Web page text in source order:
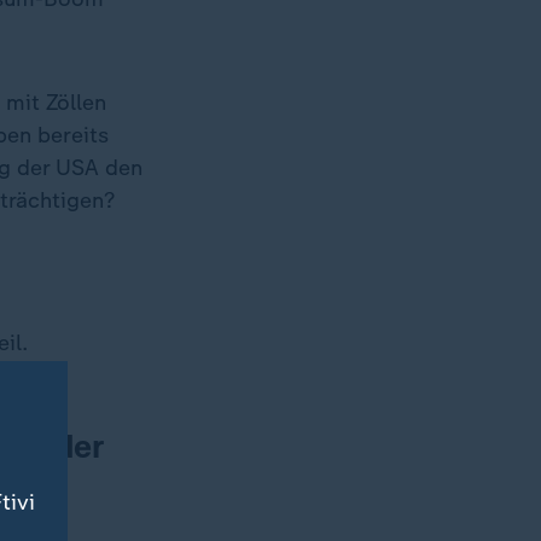
mit Zöllen
bereits
der USA den
der